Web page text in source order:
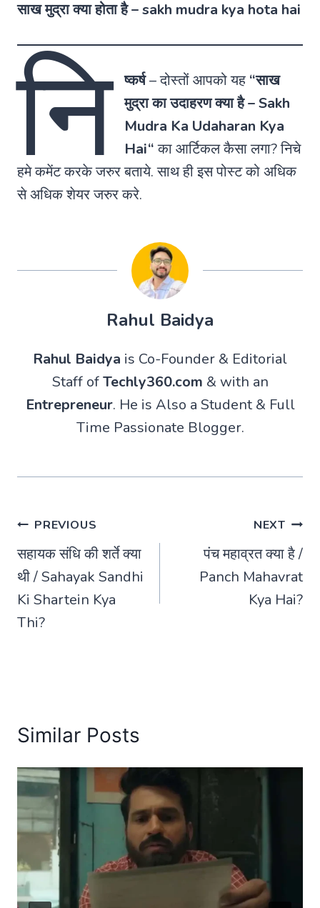
साख मुद्रा क्या होता है – sakh mudra kya hota hai
नि ष्कर्ष–दोस्तों आपको यह“साख
मुद्रा का उदाहरण क्या है–Sakh
Mudra Ka Udaharan Kya
Hai“का आर्टिकल कैसा लगा? निचे
हमे कमेंट करके जरुर बताये. साथ ही इस पोस्ट को अधिक
से अधिक शेयर जरुर करे.
Rahul Baidya
Rahul Baidya is Co-Founder & Editorial
Staff ofTechly360.com & with an
Entrepreneur. He is Also a Student & Full
Time Passionate Blogger.
Post
navigation
PREVIOUS
सहायक संधि की शर्ते क्या
थी / Sahayak Sandhi
Ki Shartein Kya
Thi?
NEXT
पंच महाव्रत क्या है /
Panch Mahavrat
Kya Hai?
Similar Posts